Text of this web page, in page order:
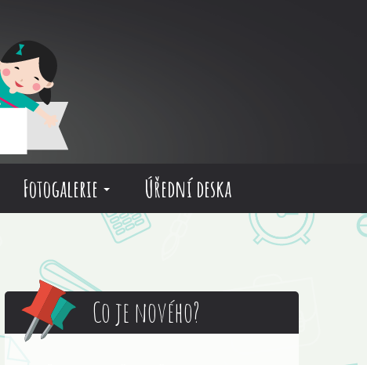
Fotogalerie Úřední deska
Co je nového?